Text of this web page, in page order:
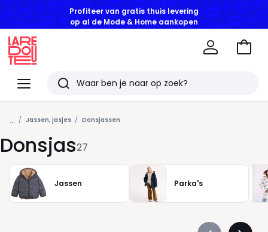
Profiteer van gratis thuis levering
op al de Mode & Home aankopen
Menu
Redoute
Zoeken
Laatst
bekeken
artikelen
Naar
... Jassen, jasjes Donsjassen
Donsjas27
Jassen Parka's